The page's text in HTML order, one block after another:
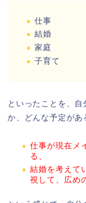
仕事
結婚
家庭
子育て
といったことを、
か、どんな予定があ
仕事が現在メ
る、
結婚を考えて
視して、広め